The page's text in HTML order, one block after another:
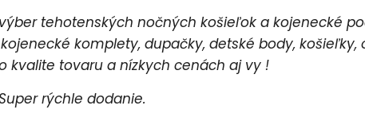
tehotenských nočných košieľok a kojenecké
komplety, dupačky, detské body, košieľky,
tovaru a nízkych cenách aj vy !
rýchle dodanie.